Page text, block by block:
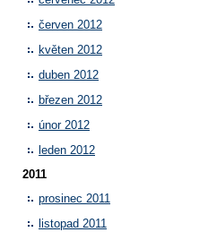
červen 2012
květen 2012
duben 2012
březen 2012
únor 2012
leden 2012
2011
prosinec 2011
listopad 2011